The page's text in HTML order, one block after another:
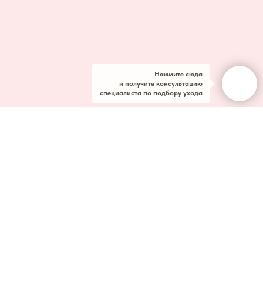
Нажмите сюда
и получите консультацию
специалиста по подбору ухода